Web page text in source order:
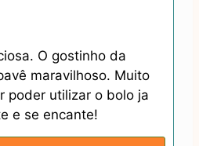
O gostinho da
maravilhoso. Muito
poder utilizar o bolo ja
e se encante!